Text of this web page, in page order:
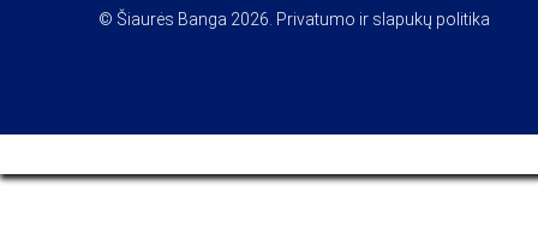
© Šiaurės Banga 2026. Privatumo ir slapukų politika